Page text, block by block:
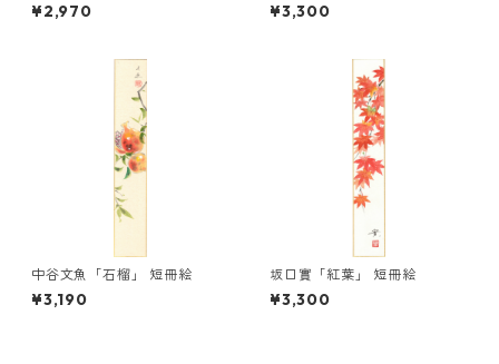
¥2,970 ¥3,300
中谷文魚「石榴」 短冊絵
¥3,190
坂口實「紅葉」 短冊絵
¥3,300